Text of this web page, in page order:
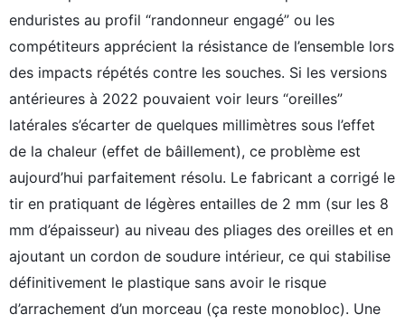
enduristes au profil “randonneur engagé” ou les
compétiteurs apprécient la résistance de l’ensemble lors
des impacts répétés contre les souches. Si les versions
antérieures à 2022 pouvaient voir leurs “oreilles”
latérales s’écarter de quelques millimètres sous l’effet
de la chaleur (effet de bâillement), ce problème est
aujourd’hui parfaitement résolu. Le fabricant a corrigé le
tir en pratiquant de légères entailles de 2 mm (sur les 8
mm d’épaisseur) au niveau des pliages des oreilles et en
ajoutant un cordon de soudure intérieur, ce qui stabilise
définitivement le plastique sans avoir le risque
d’arrachement d’un morceau (ça reste monobloc). Une